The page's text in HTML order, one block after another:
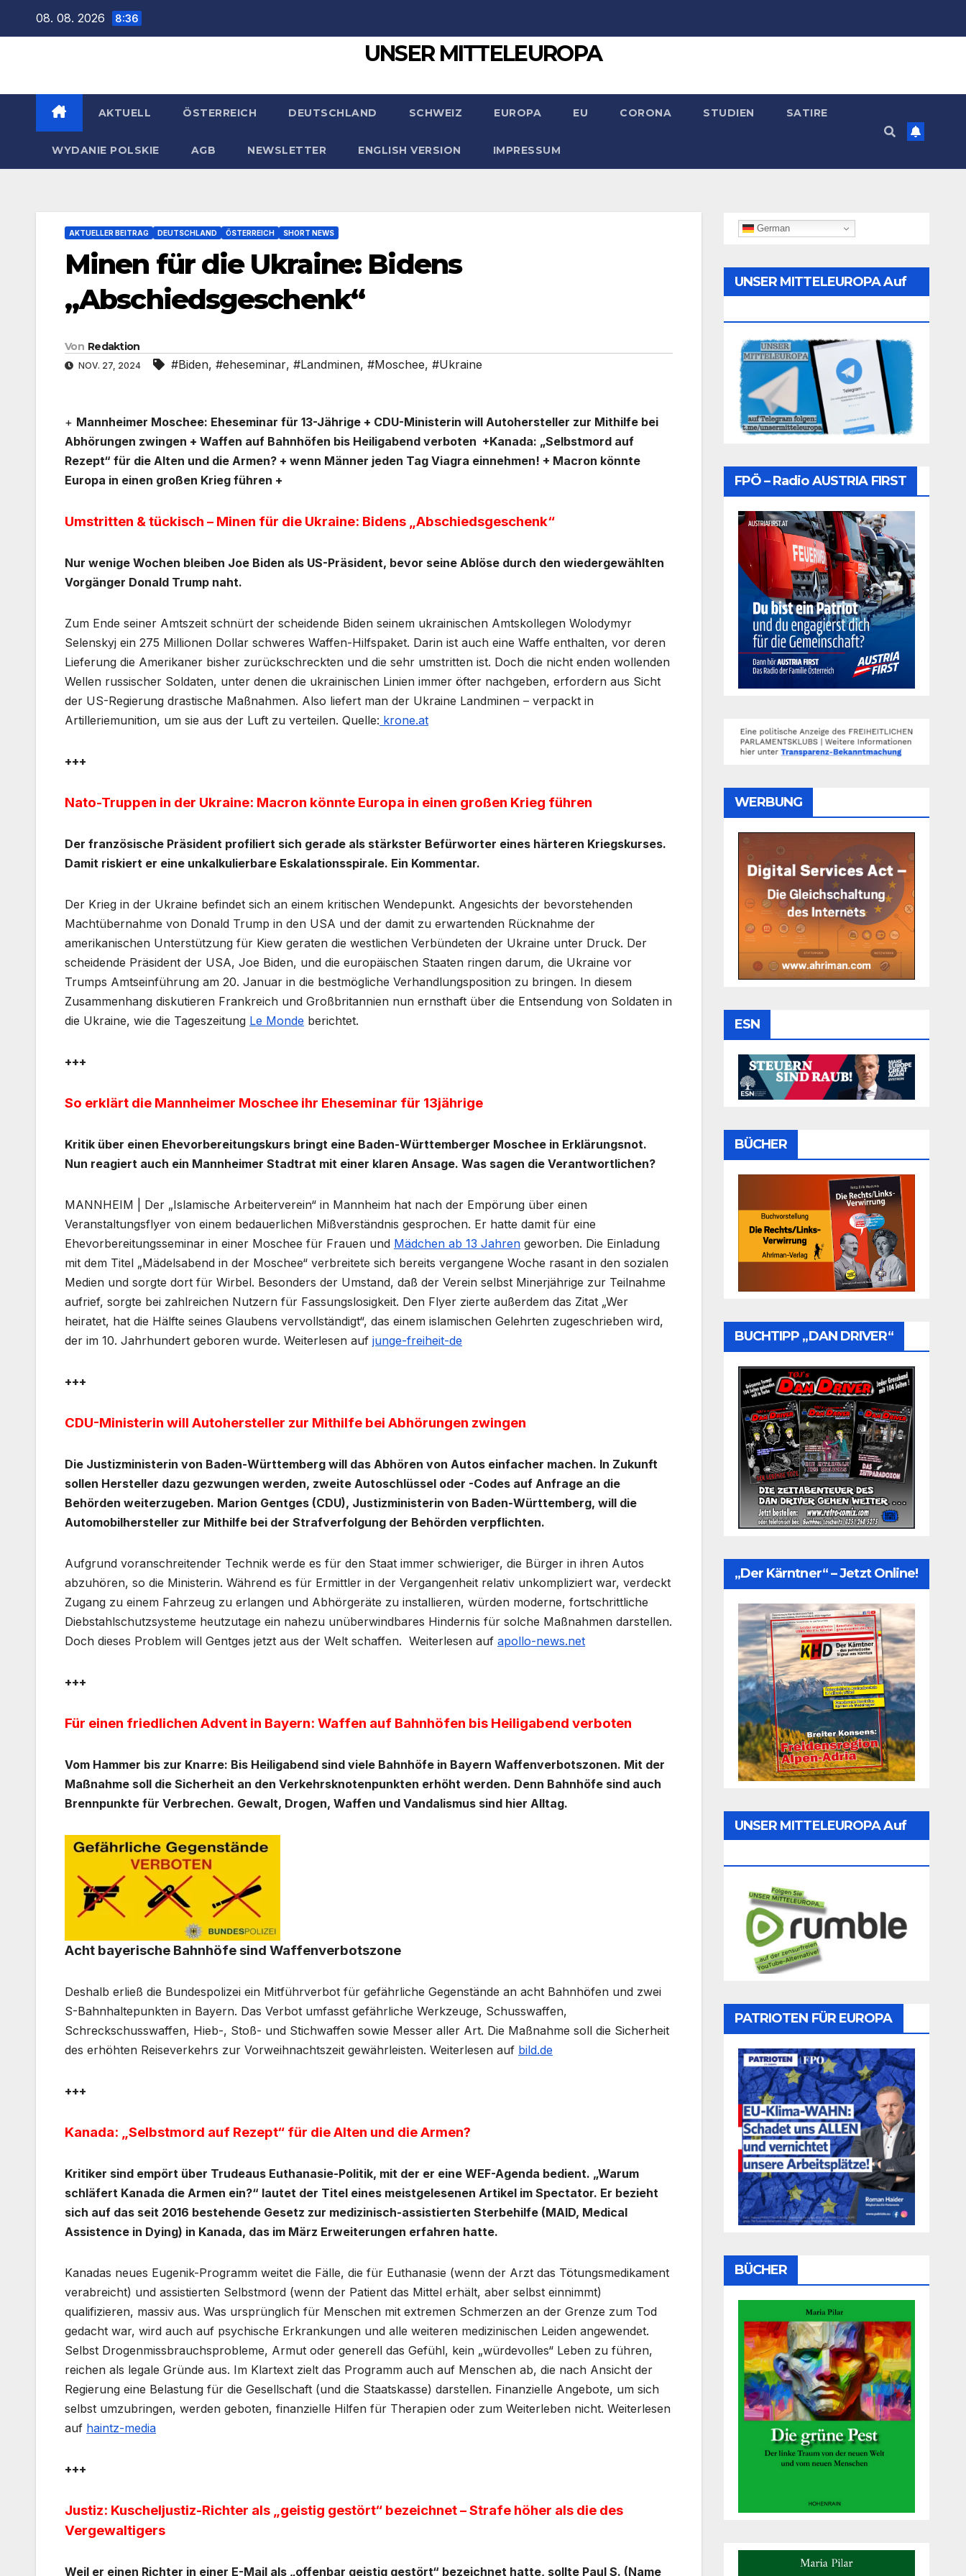
08. 08. 2026 8:36
UNSER MITTELEUROPA
AKTUELL ÖSTERREICH DEUTSCHLAND SCHWEIZ EUROPA EU CORONA STUDIEN SATIRE
WYDANIE POLSKIE AGB NEWSLETTER ENGLISH VERSION IMPRESSUM
AKTUELLER BEITRAG DEUTSCHLAND ÖSTERREICH SHORT NEWS
Minen für die Ukraine: Bidens
„Abschiedsgeschenk“
Von Redaktion
NOV. 27, 2024 #Biden, #eheseminar, #Landminen, #Moschee, #Ukraine
+ Mannheimer Moschee: Eheseminar für 13-Jährige + CDU-Ministerin will Autohersteller zur Mithilfe bei
Abhörungen zwingen + Waffen auf Bahnhöfen bis Heiligabend verboten +Kanada: „Selbstmord auf
Rezept“ für die Alten und die Armen? + wenn Männer jeden Tag Viagra einnehmen! + Macron könnte
Europa in einen großen Krieg führen +
Umstritten & tückisch – Minen für die Ukraine: Bidens „Abschiedsgeschenk“
Nur wenige Wochen bleiben Joe Biden als US-Präsident, bevor seine Ablöse durch den wiedergewählten
Vorgänger Donald Trump naht.
Zum Ende seiner Amtszeit schnürt der scheidende Biden seinem ukrainischen Amtskollegen Wolodymyr
Selenskyj ein 275 Millionen Dollar schweres Waffen-Hilfspaket. Darin ist auch eine Waffe enthalten, vor deren
Lieferung die Amerikaner bisher zurückschreckten und die sehr umstritten ist. Doch die nicht enden wollenden
Wellen russischer Soldaten, unter denen die ukrainischen Linien immer öfter nachgeben, erfordern aus Sicht
der US-Regierung drastische Maßnahmen. Also liefert man der Ukraine Landminen – verpackt in
Artilleriemunition, um sie aus der Luft zu verteilen. Quelle: krone.at
+++
Nato-Truppen in der Ukraine: Macron könnte Europa in einen großen Krieg führen
Der französische Präsident profiliert sich gerade als stärkster Befürworter eines härteren Kriegskurses.
Damit riskiert er eine unkalkulierbare Eskalationsspirale. Ein Kommentar.
Der Krieg in der Ukraine befindet sich an einem kritischen Wendepunkt. Angesichts der bevorstehenden
Machtübernahme von Donald Trump in den USA und der damit zu erwartenden Rücknahme der
amerikanischen Unterstützung für Kiew geraten die westlichen Verbündeten der Ukraine unter Druck. Der
scheidende Präsident der USA, Joe Biden, und die europäischen Staaten ringen darum, die Ukraine vor
Trumps Amtseinführung am 20. Januar in die bestmögliche Verhandlungsposition zu bringen. In diesem
Zusammenhang diskutieren Frankreich und Großbritannien nun ernsthaft über die Entsendung von Soldaten in
die Ukraine, wie die Tageszeitung Le Monde berichtet.
+++
So erklärt die Mannheimer Moschee ihr Eheseminar für 13jährige
Kritik über einen Ehevorbereitungskurs bringt eine Baden-Württemberger Moschee in Erklärungsnot.
Nun reagiert auch ein Mannheimer Stadtrat mit einer klaren Ansage. Was sagen die Verantwortlichen?
MANNHEIM | Der „Islamische Arbeiterverein“ in Mannheim hat nach der Empörung über einen
Veranstaltungsflyer von einem bedauerlichen Mißverständnis gesprochen. Er hatte damit für eine
Ehevorbereitungsseminar in einer Moschee für Frauen und Mädchen ab 13 Jahren geworben. Die Einladung
mit dem Titel „Mädelsabend in der Moschee“ verbreitete sich bereits vergangene Woche rasant in den sozialen
Medien und sorgte dort für Wirbel. Besonders der Umstand, daß der Verein selbst Minerjährige zur Teilnahme
aufrief, sorgte bei zahlreichen Nutzern für Fassungslosigkeit. Den Flyer zierte außerdem das Zitat „Wer
heiratet, hat die Hälfte seines Glaubens vervollständigt“, das einem islamischen Gelehrten zugeschrieben wird,
der im 10. Jahrhundert geboren wurde. Weiterlesen auf junge-freiheit-de
+++
CDU-Ministerin will Autohersteller zur Mithilfe bei Abhörungen zwingen
Die Justizministerin von Baden-Württemberg will das Abhören von Autos einfacher machen. In Zukunft
sollen Hersteller dazu gezwungen werden, zweite Autoschlüssel oder -Codes auf Anfrage an die
Behörden weiterzugeben. Marion Gentges (CDU), Justizministerin von Baden-Württemberg, will die
Automobilhersteller zur Mithilfe bei der Strafverfolgung der Behörden verpflichten.
Aufgrund voranschreitender Technik werde es für den Staat immer schwieriger, die Bürger in ihren Autos
abzuhören, so die Ministerin. Während es für Ermittler in der Vergangenheit relativ unkompliziert war, verdeckt
Zugang zu einem Fahrzeug zu erlangen und Abhörgeräte zu installieren, würden moderne, fortschrittliche
Diebstahlschutzsysteme heutzutage ein nahezu unüberwindbares Hindernis für solche Maßnahmen darstellen.
Doch dieses Problem will Gentges jetzt aus der Welt schaffen. Weiterlesen auf apollo-news.net
+++
Für einen friedlichen Advent in Bayern: Waffen auf Bahnhöfen bis Heiligabend verboten
Vom Hammer bis zur Knarre: Bis Heiligabend sind viele Bahnhöfe in Bayern Waffenverbotszonen. Mit der
Maßnahme soll die Sicherheit an den Verkehrsknotenpunkten erhöht werden. Denn Bahnhöfe sind auch
Brennpunkte für Verbrechen. Gewalt, Drogen, Waffen und Vandalismus sind hier Alltag.
Acht bayerische Bahnhöfe sind Waffenverbotszone
Deshalb erließ die Bundespolizei ein Mitführverbot für gefährliche Gegenstände an acht Bahnhöfen und zwei
S-Bahnhaltepunkten in Bayern. Das Verbot umfasst gefährliche Werkzeuge, Schusswaffen,
Schreckschusswaffen, Hieb-, Stoß- und Stichwaffen sowie Messer aller Art. Die Maßnahme soll die Sicherheit
des erhöhten Reiseverkehrs zur Vorweihnachtszeit gewährleisten. Weiterlesen auf bild.de
+++
Kanada: „Selbstmord auf Rezept“ für die Alten und die Armen?
Kritiker sind empört über Trudeaus Euthanasie-Politik, mit der er eine WEF-Agenda bedient. „Warum
schläfert Kanada die Armen ein?“ lautet der Titel eines meistgelesenen Artikel im Spectator. Er bezieht
sich auf das seit 2016 bestehende Gesetz zur medizinisch-assistierten Sterbehilfe (MAID, Medical
Assistence in Dying) in Kanada, das im März Erweiterungen erfahren hatte.
Kanadas neues Eugenik-Programm weitet die Fälle, die für Euthanasie (wenn der Arzt das Tötungsmedikament
verabreicht) und assistierten Selbstmord (wenn der Patient das Mittel erhält, aber selbst einnimmt)
qualifizieren, massiv aus. Was ursprünglich für Menschen mit extremen Schmerzen an der Grenze zum Tod
gedacht war, wird auch auf psychische Erkrankungen und alle weiteren medizinischen Leiden angewendet.
Selbst Drogenmissbrauchsprobleme, Armut oder generell das Gefühl, kein „würdevolles“ Leben zu führen,
reichen als legale Gründe aus. Im Klartext zielt das Programm auch auf Menschen ab, die nach Ansicht der
Regierung eine Belastung für die Gesellschaft (und die Staatskasse) darstellen. Finanzielle Angebote, um sich
selbst umzubringen, werden geboten, finanzielle Hilfen für Therapien oder zum Weiterleben nicht. Weiterlesen
auf haintz-media
+++
Justiz: Kuscheljustiz-Richter als „geistig gestört“ bezeichnet – Strafe höher als die des
Vergewaltigers
Weil er einen Richter in einer E-Mail als „offenbar geistig gestört“ bezeichnet hatte, sollte Paul S. (Name
German
UNSER MITTELEUROPA Auf
FPÖ – Radio AUSTRIA FIRST
WERBUNG
ESN
BÜCHER
BUCHTIPP „DAN DRIVER“
„Der Kärntner“ – Jetzt Online!
UNSER MITTELEUROPA Auf
PATRIOTEN FÜR EUROPA
BÜCHER